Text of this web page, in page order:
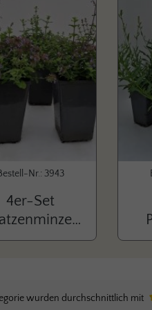
Nr.: 3943
4er-Set
Blue'
wurden durchschnittlich mit